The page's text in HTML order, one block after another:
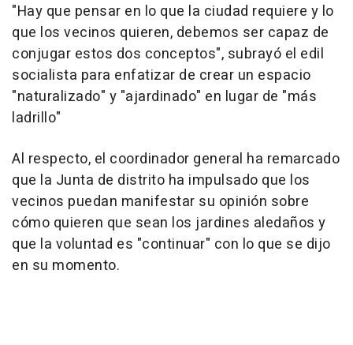
"Hay que pensar en lo que la ciudad requiere y lo
que los vecinos quieren, debemos ser capaz de
conjugar estos dos conceptos", subrayó el edil
socialista para enfatizar de crear un espacio
"naturalizado" y "ajardinado" en lugar de "más
ladrillo"
Al respecto, el coordinador general ha remarcado
que la Junta de distrito ha impulsado que los
vecinos puedan manifestar su opinión sobre
cómo quieren que sean los jardines aledaños y
que la voluntad es "continuar" con lo que se dijo
en su momento.